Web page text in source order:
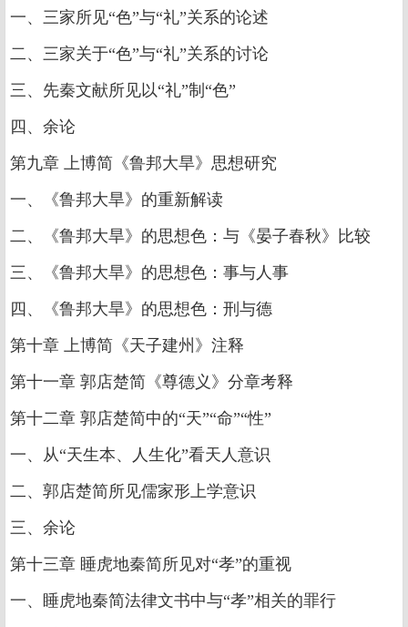
一、三家所见“色”与“礼”关系的论述
二、三家关于“色”与“礼”关系的讨论
三、先秦文献所见以“礼”制“色”
四、余论
第九章 上博简《鲁邦大旱》思想研究
一、《鲁邦大旱》的重新解读
二、《鲁邦大旱》的思想色：与《晏子春秋》比较
三、《鲁邦大旱》的思想色：事与人事
四、《鲁邦大旱》的思想色：刑与德
第十章 上博简《天子建州》注释
第十一章 郭店楚简《尊德义》分章考释
第十二章 郭店楚简中的“天”“命”“性”
一、从“天生本、人生化”看天人意识
二、郭店楚简所见儒家形上学意识
三、余论
第十三章 睡虎地秦简所见对“孝”的重视
一、睡虎地秦简法律文书中与“孝”相关的罪行